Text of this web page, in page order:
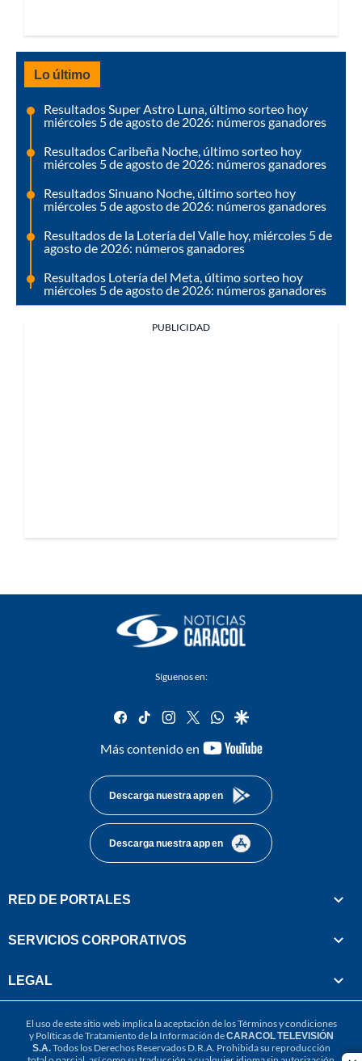
Lo último
Resultados Super Astro Luna, último sorteo hoy
miércoles 5 de agosto de 2026: números ganadores
Resultados Caribeña Noche, último sorteo hoy
miércoles 5 de agosto de 2026: números ganadores
Resultados Sinuano Noche, último sorteo hoy
miércoles 5 de agosto de 2026: números ganadores
Resultados de la Lotería del Valle hoy, miércoles 5 de
agosto de 2026: números ganadores
Resultados Lotería del Meta, último sorteo hoy
miércoles 5 de agosto de 2026: números ganadores
PUBLICIDAD
Síguenos en:
facebook
tiktok instagram
twitterwhatsapp
google
Más contenido en
youtube-
Descarga nuestra app en
Descarga nuestra app en
RED DE PORTALES
SERVICIOS CORPORATIVOS
LEGAL
El uso de este sitio web implica la aceptación de losTérminos y condiciones
y Políticas de Tratamiento de la Información deCARACOL TELEVISIÓN
S.A.Todos los Derechos Reservados D.R.A. Prohibida su reproducción